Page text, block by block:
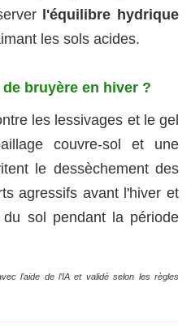
l'équilibre hydrique
les sols acides.
bruyère en hiver ?
les lessivages et le gel
couvre‑sol et une
le dessèchement des
agressifs avant l'hiver et
du sol pendant la période
l’aide de l’IA et validé selon les règles